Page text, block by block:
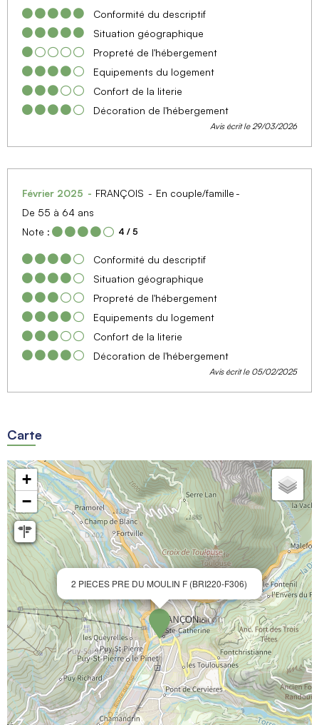
Conformité du descriptif
Situation géographique
Propreté de l'hébergement
Equipements du logement
Confort de la literie
Décoration de l'hébergement
Avis écrit le 29/03/2026
Février 2025 FRANÇOIS
En couple/famille
De 55 à 64 ans
Note :
4 / 5
Conformité du descriptif
Situation géographique
Propreté de l'hébergement
Equipements du logement
Confort de la literie
Décoration de l'hébergement
Avis écrit le 05/02/2025
Carte
2 PIECES PRE DU MOULIN F (BRI220-F306)
+
−